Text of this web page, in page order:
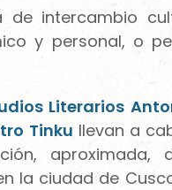
de intercambio
y personal, o
Literarios
Tinku llevan a
la ciudad de